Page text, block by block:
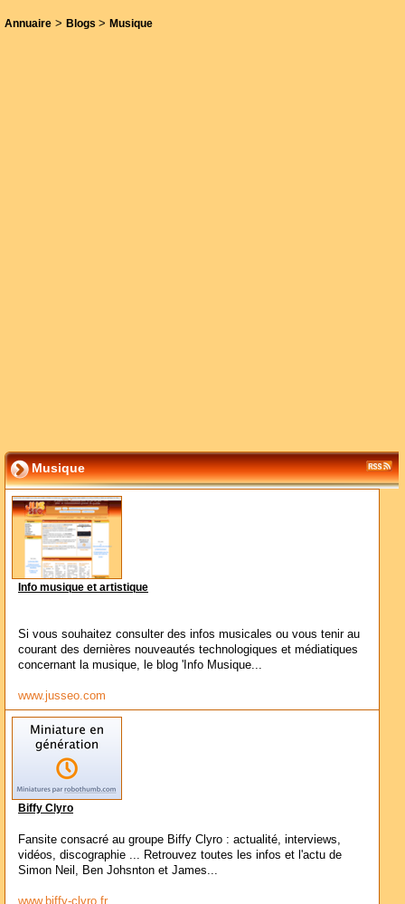
Annuaire > Blogs > Musique
Musique
Info musique et artistique
Si vous souhaitez consulter des infos musicales ou vous tenir au
courant des dernières nouveautés technologiques et médiatiques
concernant la musique, le blog 'Info Musique...
www.jusseo.com
Biffy Clyro
Fansite consacré au groupe Biffy Clyro : actualité, interviews,
vidéos, discographie ... Retrouvez toutes les infos et l'actu de
Simon Neil, Ben Johsnton et James...
www.biffy-clyro.fr